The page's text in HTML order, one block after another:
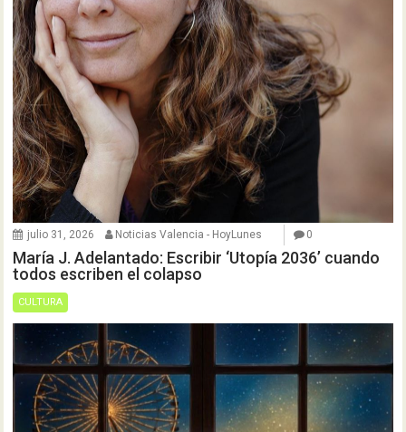
julio 31, 2026 Noticias Valencia - HoyLunes 0
María J. Adelantado: Escribir ‘Utopía 2036’ cuando
todos escriben el colapso
CULTURA